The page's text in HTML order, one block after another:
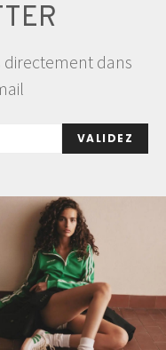
directement dans
VALIDEZ